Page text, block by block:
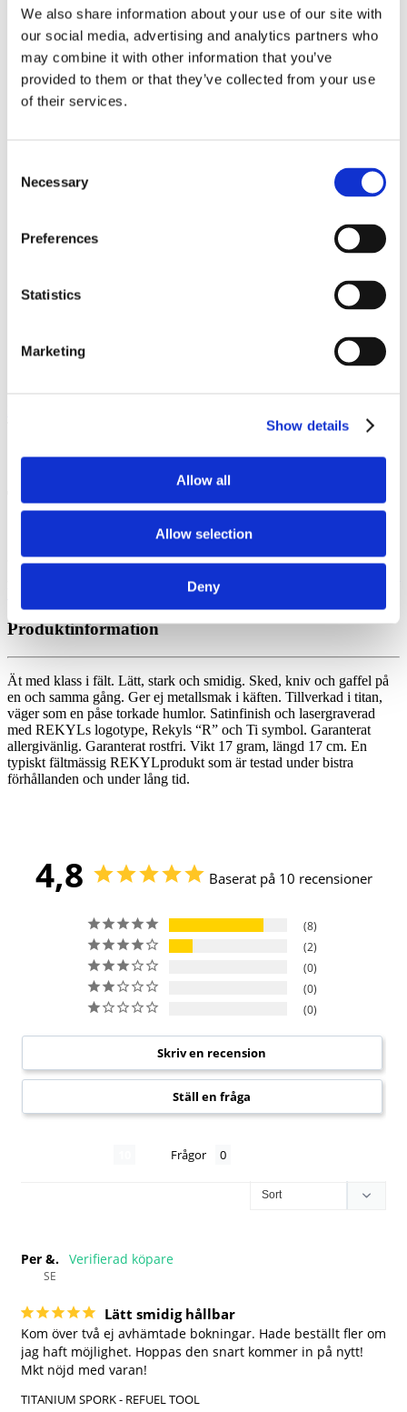
We also share information about your use of our site with
our social media, advertising and analytics partners who
may combine it with other information that you’ve
provided to them or that they’ve collected from your use
of their services.
Selection
Necessary
Preferences
Statistics
Marketing
Show details
Allow all
Allow selection
Deny
ARMÈNS JÄGARSKOLA / I22 KIRUNA
SUOMI FINLAND
Ge Fan Aldrig Upp
Gula Bandet
Rekyl Atlet
TITANIUM SPORK – REFUEL TOOL
Titan-serien/Utrustning
Produktinformation
Ät med klass i fält. Lätt, stark och smidig. Sked, kniv och gaffel på
en och samma gång. Ger ej metallsmak i käften. Tillverkad i titan,
väger som en påse torkade humlor. Satinfinish och lasergraverad
med REKYLs logotype, Rekyls “R” och Ti symbol. Garanterat
allergivänlig. Garanterat rostfri. Vikt 17 gram, längd 17 cm. En
typiskt fältmässig REKYLprodukt som är testad under bistra
förhållanden och under lång tid.
4,8 Baserat på 10 recensioner
8
2
0
0
0
Skriv en recension
Ställ en fråga
Frågor
Per &.
SE
Lätt smidig hållbar
Kom över två ej avhämtade bokningar. Hade beställt fler om
jag haft möjlighet. Hoppas den snart kommer in på nytt!
Mkt nöjd med varan!
TITANIUM SPORK - REFUEL TOOL